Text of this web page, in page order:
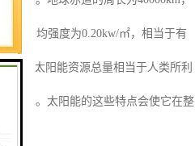
年平均强度为0.20kw/㎡，相当于有
虽然太阳能资源总量相当于人类所利
问题。太阳能的这些特点会使它在整